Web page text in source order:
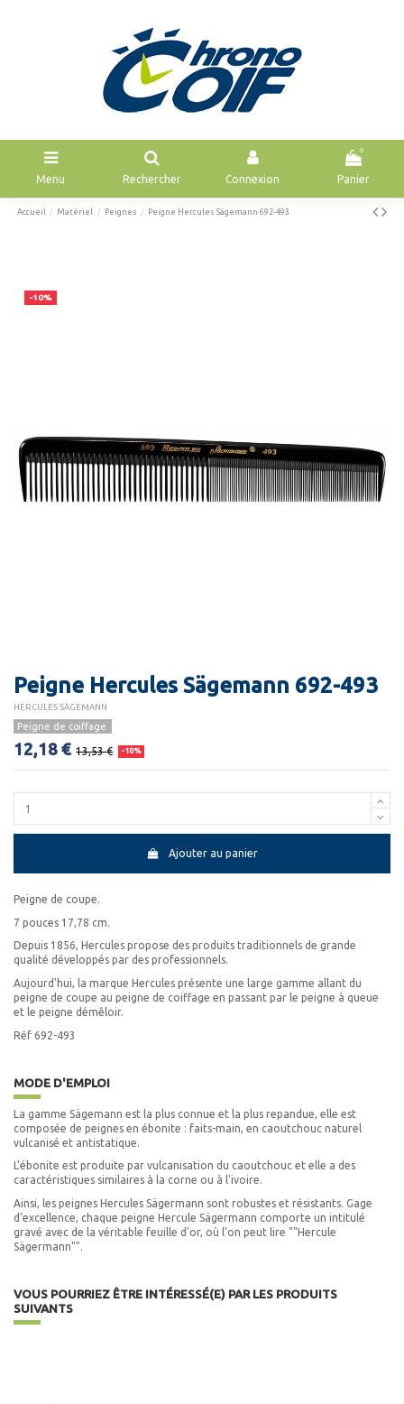
Menu Rechercher Connexion
0
Panier
Accueil Matériel Peignes Peigne Hercules Sägemann 692-493
-10%
Peigne Hercules Sägemann 692-493
HERCULES SÄGEMANN
Peigne de coiffage
12,18 € 13,53 € -10%
Ajouter au panier
Peigne de coupe.
7 pouces 17,78 cm.
Depuis 1856, Hercules propose des produits traditionnels de grande
qualité développés par des professionnels.
Aujourd'hui, la marque Hercules présente une large gamme allant du
peigne de coupe au peigne de coiffage en passant par le peigne à queue
et le peigne démêloir.
Réf 692-493
MODE D'EMPLOI
La gamme Sägemann est la plus connue et la plus repandue, elle est
composée de peignes en ébonite : faits-main, en caoutchouc naturel
vulcanisé et antistatique.
L'ébonite est produite par vulcanisation du caoutchouc et elle a des
caractéristiques similaires à la corne ou à l'ivoire.
Ainsi, les peignes Hercules Sägermann sont robustes et résistants. Gage
d'excellence, chaque peigne Hercule Sägermann comporte un intitulé
gravé avec de la véritable feuille d'or, où l'on peut lire ""Hercule
Sägermann"".
VOUS POURRIEZ ÊTRE INTÉRESSÉ(E) PAR LES PRODUITS
SUIVANTS